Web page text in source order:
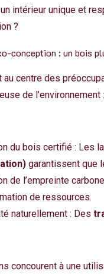
intérieur unique et
?
conception : un bois
au centre des
de l’environnement :
du bois certifié : Les
garantissent que
de l’empreinte
de ressources.
naturellement : Des
concourent à une